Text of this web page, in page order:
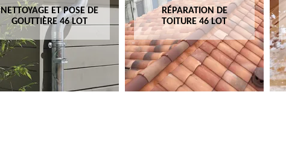
NETTOYAGE ET POSE DE
GOUTTIÈRE 46 LOT
RÉPARATION DE
TOITURE 46 LOT